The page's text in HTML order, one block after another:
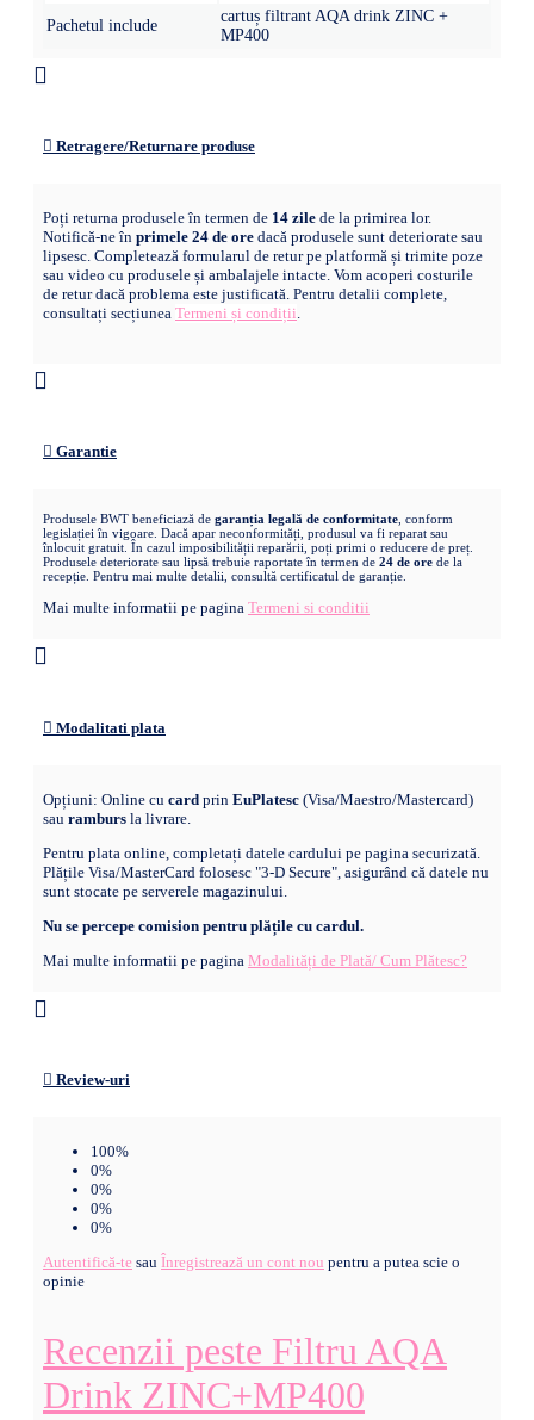
Pachetul include
cartuș filtrant AQA drink ZINC +
MP400
Retragere/Returnare produse
Poți returna produsele în termen de 14 zile de la primirea lor.
Notifică-ne în primele 24 de ore dacă produsele sunt deteriorate sau
lipsesc. Completează formularul de retur pe platformă și trimite poze
sau video cu produsele și ambalajele intacte. Vom acoperi costurile
de retur dacă problema este justificată. Pentru detalii complete,
consultați secțiunea Termeni și condiții.
Garantie
Produsele BWT beneficiază de garanția legală de conformitate , conform
legislației în vigoare. Dacă apar neconformități, produsul va fi reparat sau
înlocuit gratuit. În cazul imposibilității reparării, poți primi o reducere de preț.
Produsele deteriorate sau lipsă trebuie raportate în termen de 24 de ore de la
recepție. Pentru mai multe detalii, consultă certificatul de garanție.
Mai multe informatii pe pagina Termeni si conditii
Modalitati plata
Opțiuni: Online cu card prin EuPlatesc (Visa/Maestro/Mastercard)
sau ramburs la livrare.
Pentru plata online, completați datele cardului pe pagina securizată.
Plățile Visa/MasterCard folosesc "3-D Secure", asigurând că datele nu
sunt stocate pe serverele magazinului.
Nu se percepe comision pentru plățile cu cardul.
Mai multe informatii pe pagina Modalități de Plată/ Cum Plătesc?
Review-uri
100%
0%
0%
0%
0%
Autentifică-te sau Înregistrează un cont nou pentru a putea scie o
opinie
Recenzii peste Filtru AQA
Drink ZINC+MP400